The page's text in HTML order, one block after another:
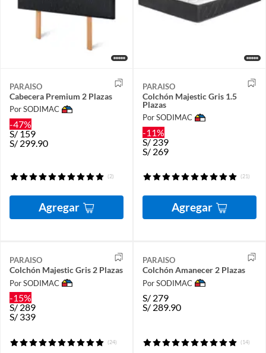
PARAISO
Cabecera Premium 2 Plazas
Por SODIMAC
-47%
S/159
S/ 299.90
(2)
Agregar
PARAISO
Colchón Majestic Gris 1.5
Plazas
Por SODIMAC
-11%
S/239
S/ 269
(21)
Agregar
PARAISO
Colchón Majestic Gris 2 Plazas
Por SODIMAC
-15%
S/289
S/ 339
(24)
PARAISO
Colchón Amanecer 2 Plazas
Por SODIMAC
S/ 279
S/ 289.90
(14)